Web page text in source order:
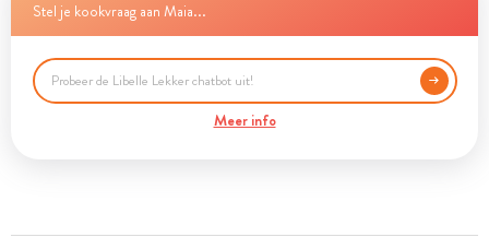
Stel je kookvraag aan Maia...
Meer info